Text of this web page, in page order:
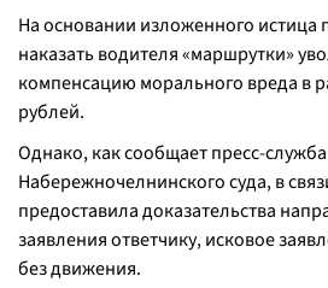
На основании изложенного истица
наказать водителя «маршрутки»
компенсацию морального вреда в
рублей.
Однако, как сообщает пресс-служба
Набережночелнинского суда, в
предоставила доказательства
заявления ответчику, исковое
без движения.